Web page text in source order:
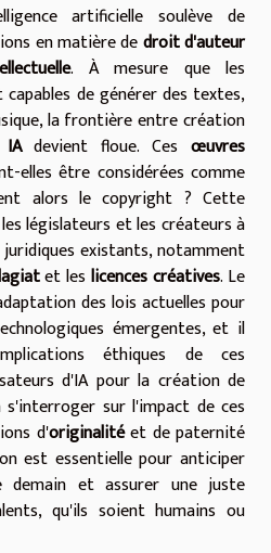
artificielle soulève de
en matière dedroit d'auteur
. À mesure que les
de générer des textes,
la frontière entre création
devient floue. Cesœuvres
elles être considérées comme
alors le copyright ? Cette
législateurs et les créateurs à
existants, notamment
et leslicences créatives. Le
des lois actuelles pour
émergentes, et il
éthiques de ces
d'IA pour la création de
sur l'impact de ces
d'originalitéet de paternité
est essentielle pour anticiper
demain et assurer une juste
qu'ils soient humains ou